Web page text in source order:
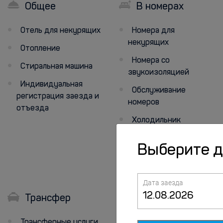
Общее
Отель для некурящих
Отопление
Стиральная машина
Индивидуальная
регистрация заезда и
отъезда
В номерах
Номера для
некурящих
Номера со
звукоизоляцией
Обслуживание
номеров
Холодильник
Фен
Постельное белье
Трансфер
Персонал
Выберите
Дата заезда